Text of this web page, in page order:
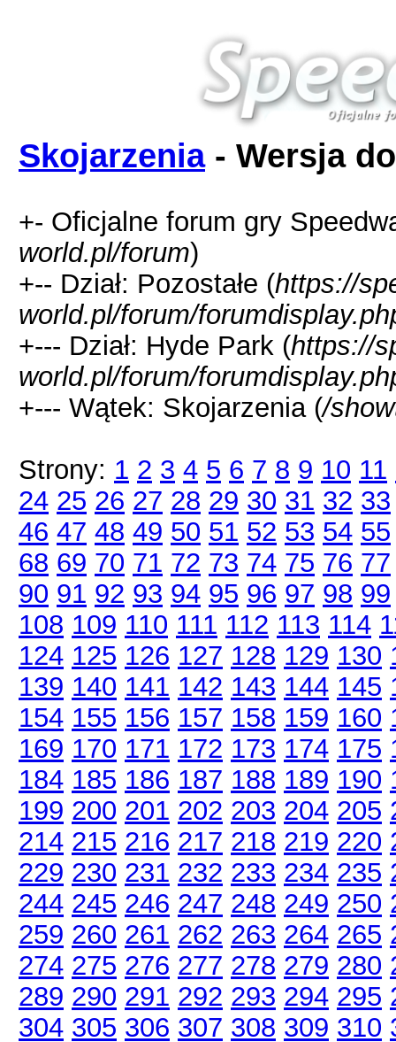
Skojarzenia- Wersja
+- Oficjalne forum gry
world.pl/forum)
+-- Dział: Pozostałe (https://
world.pl/forum/
+--- Dział: Hyde Park (https://
world.pl/forum/
+--- Wątek: Skojarzenia (/
Strony: 1 2 3 4 5 6 7 8 9 10 11
24 25 26 27 28 29 30 31 32 33
46 47 48 49 50 51 52 53 54 55
68 69 70 71 72 73 74 75 76 77
90 91 92 93 94 95 96 97 98 99
108 109 110 111 112 113 114
124 125 126 127 128 129 130
139 140 141 142 143 144 145
154 155 156 157 158 159 160
169 170 171 172 173 174 175
184 185 186 187 188 189 190
199 200 201 202 203 204 205
214 215 216 217 218 219 220
229 230 231 232 233 234 235
244 245 246 247 248 249 250
259 260 261 262 263 264 265
274 275 276 277 278 279 280
289 290 291 292 293 294 295
304 305 306 307 308 309 310